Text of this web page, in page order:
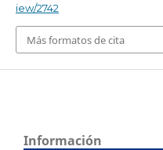
iew/2742
Más formatos de cita
Información